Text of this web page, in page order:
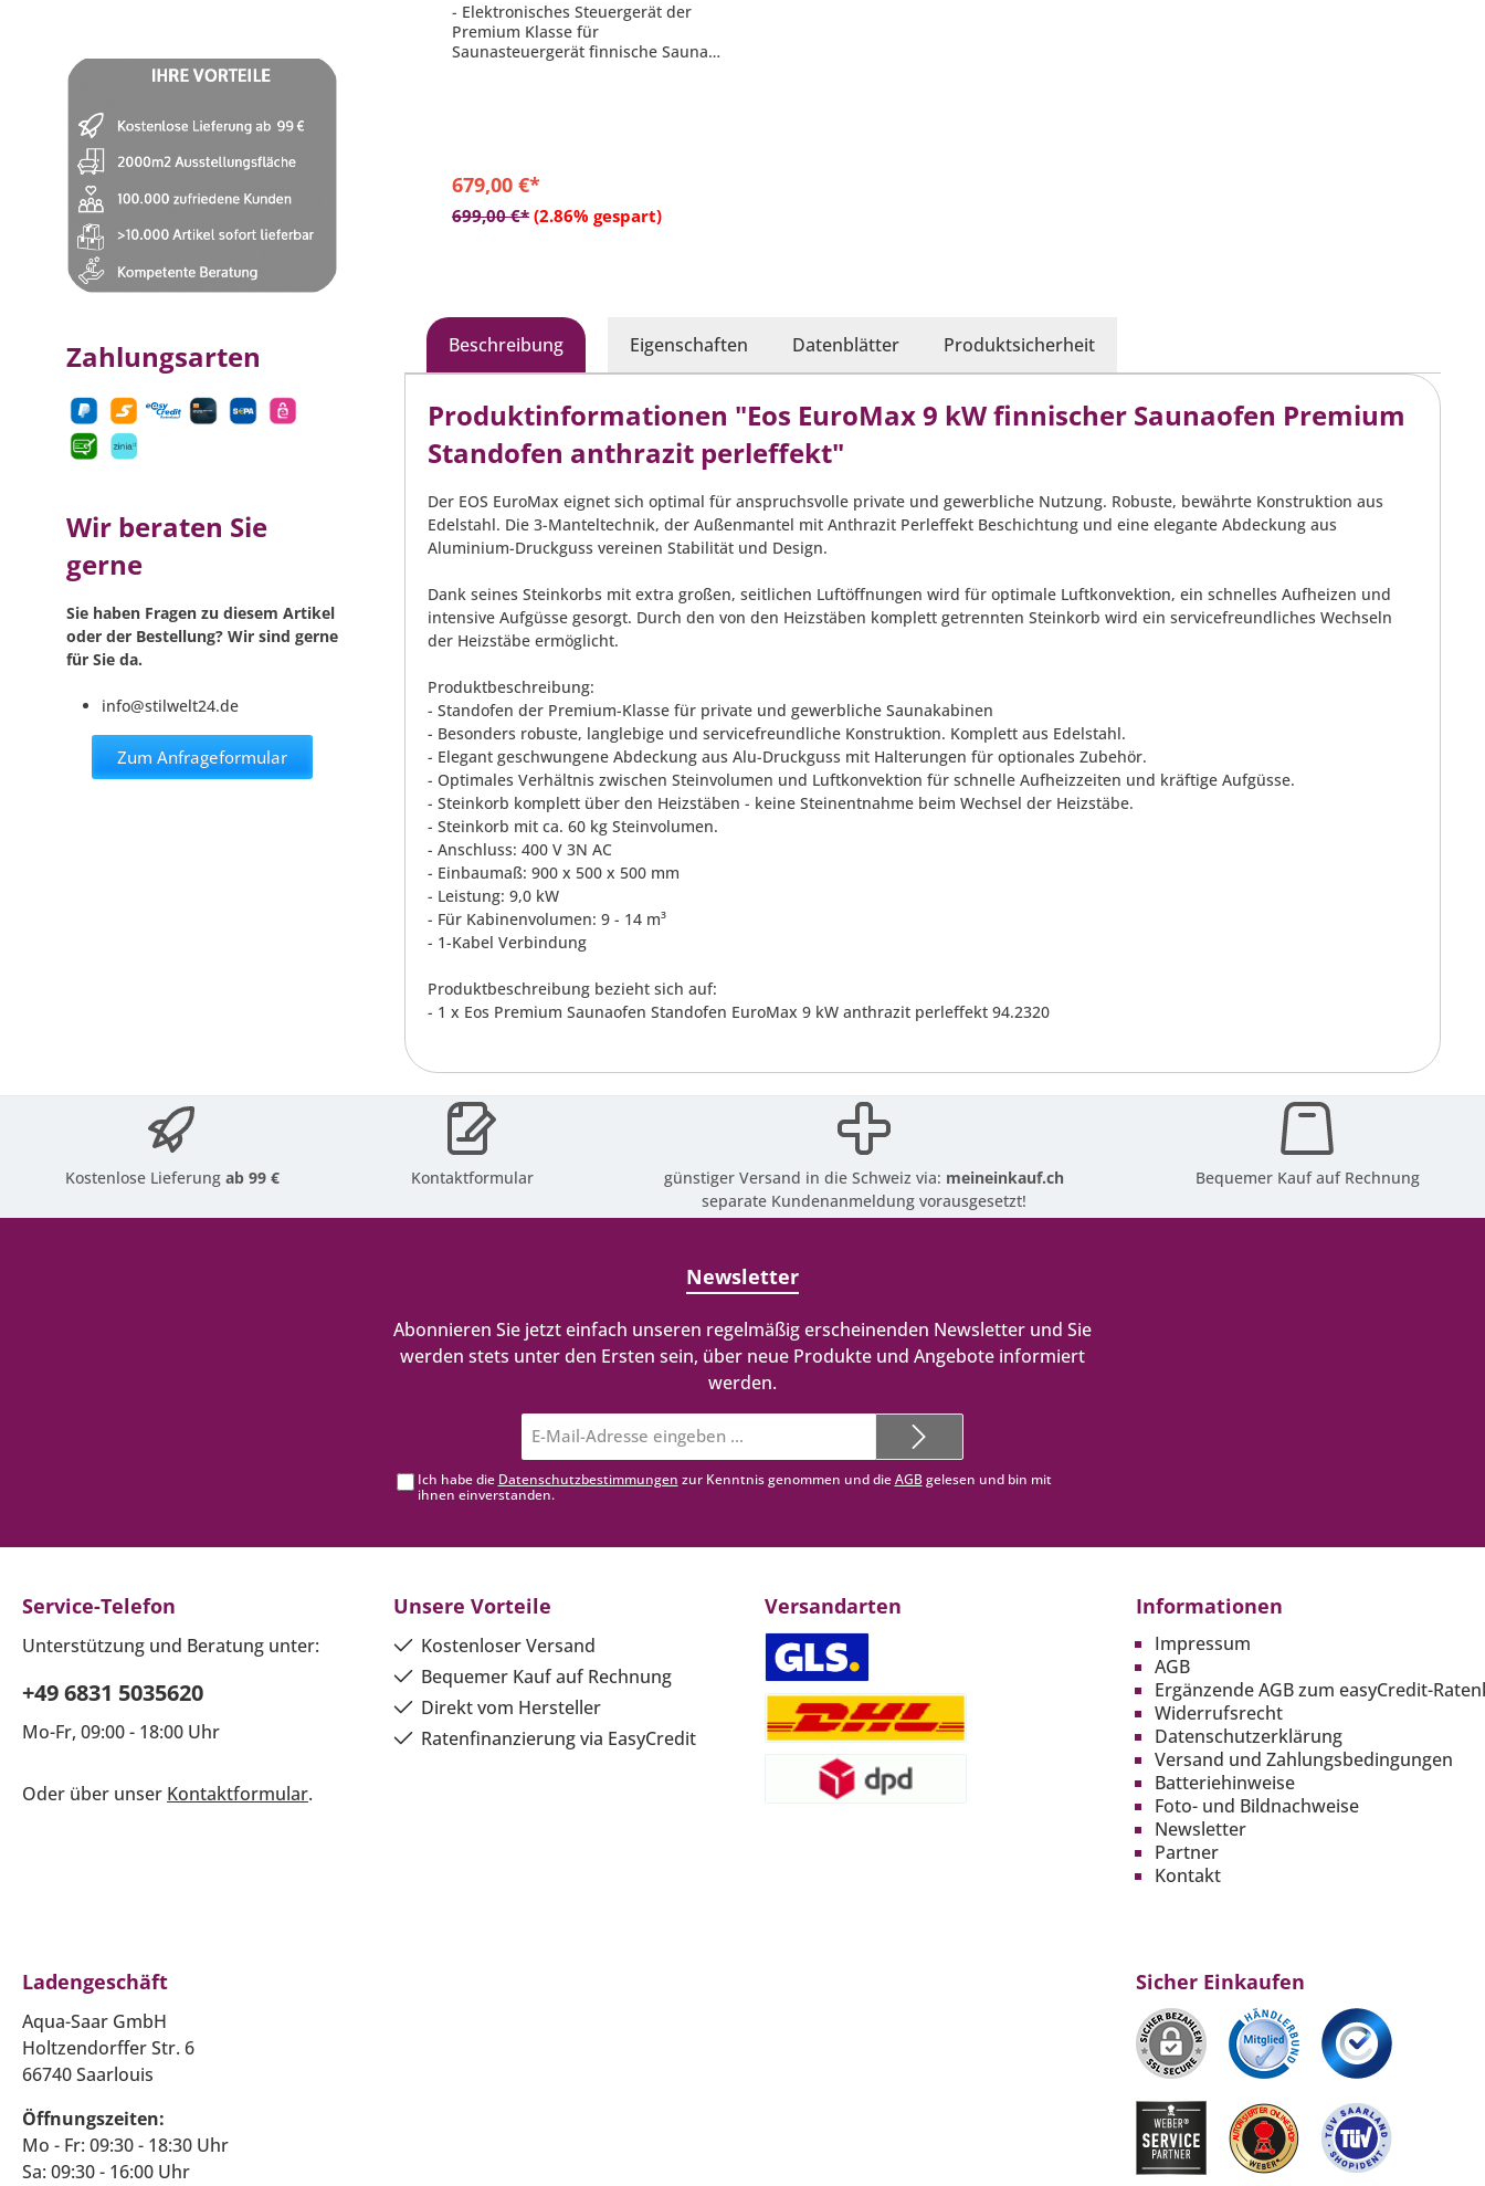
Zahlungsarten
Wir beraten Sie
gerne
Sie haben Fragen zu diesem Artikel
oder der Bestellung? Wir sind gerne
für Sie da.
info@stilwelt24.de
Zum Anfrageformular
- Elektronisches Steuergerät der
Premium Klasse für
Saunasteuergerät finnische Sauna
679,00 €*
699,00 €* (2.86% gespart)
In den Warenkorb
Beschreibung Eigenschaften Datenblätter Produktsicherheit
Produktinformationen "Eos EuroMax 9 kW finnischer Saunaofen Premium
Standofen anthrazit perleffekt"
Der EOS EuroMax eignet sich optimal für anspruchsvolle private und gewerbliche Nutzung. Robuste, bewährte Konstruktion aus
Edelstahl. Die 3-Manteltechnik, der Außenmantel mit Anthrazit Perleffekt Beschichtung und eine elegante Abdeckung aus
Aluminium-Druckguss vereinen Stabilität und Design.
Dank seines Steinkorbs mit extra großen, seitlichen Luftöffnungen wird für optimale Luftkonvektion, ein schnelles Aufheizen und
intensive Aufgüsse gesorgt. Durch den von den Heizstäben komplett getrennten Steinkorb wird ein servicefreundliches Wechseln
der Heizstäbe ermöglicht.
Produktbeschreibung:
- Standofen der Premium-Klasse für private und gewerbliche Saunakabinen
- Besonders robuste, langlebige und servicefreundliche Konstruktion. Komplett aus Edelstahl.
- Elegant geschwungene Abdeckung aus Alu-Druckguss mit Halterungen für optionales Zubehör.
- Optimales Verhältnis zwischen Steinvolumen und Luftkonvektion für schnelle Aufheizzeiten und kräftige Aufgüsse.
- Steinkorb komplett über den Heizstäben - keine Steinentnahme beim Wechsel der Heizstäbe.
- Steinkorb mit ca. 60 kg Steinvolumen.
- Anschluss: 400 V 3N AC
- Einbaumaß: 900 x 500 x 500 mm
- Leistung: 9,0 kW
- Für Kabinenvolumen: 9 - 14 m³
- 1-Kabel Verbindung
Produktbeschreibung bezieht sich auf:
- 1 x Eos Premium Saunaofen Standofen EuroMax 9 kW anthrazit perleffekt 94.2320
Kostenlose Lieferungab 99 € Kontaktformular günstiger Versand in die Schweiz via: meineinkauf.ch
separate Kundenanmeldung vorausgesetzt!
Bequemer Kauf auf Rechnung
Newsletter
Abonnieren Sie jetzt einfach unseren regelmäßig erscheinenden Newsletter und Sie
werden stets unter den Ersten sein, über neue Produkte und Angebote informiert
werden.
Mail-
Adresse*
Ich habe die Datenschutzbestimmungen zur Kenntnis genommen und dieAGBgelesen und bin mit
ihnen einverstanden.
Service-Telefon
Unterstützung und Beratung unter:
+49 6831 5035620
Mo-Fr, 09:00 - 18:00 Uhr
Oder über unser Kontaktformular.
Unsere Vorteile
Kostenloser Versand
Bequemer Kauf auf Rechnung
Direkt vom Hersteller
Ratenfinanzierung via EasyCredit
Versandarten Informationen
Impressum
AGB
Ergänzende AGB zum easyCredit-
Widerrufsrecht
Datenschutzerklärung
Versand und Zahlungsbedingungen
Batteriehinweise
Foto- und Bildnachweise
Newsletter
Partner
Kontakt
Ladengeschäft
Aqua-Saar GmbH
Holtzendorffer Str. 6
66740 Saarlouis
Öffnungszeiten:
Mo - Fr: 09:30 - 18:30 Uhr
Sa: 09:30 - 16:00 Uhr
Sicher Einkaufen